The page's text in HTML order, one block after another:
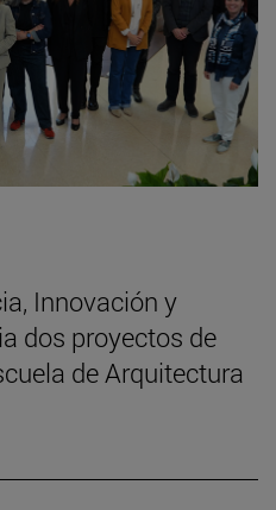
Innovación y
dos proyectos de
de Arquitectura